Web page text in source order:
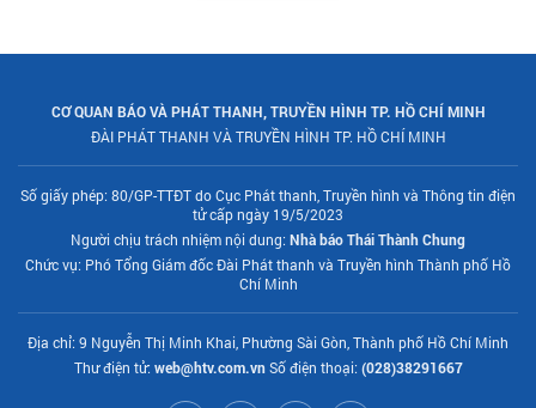
CƠ QUAN BÁO VÀ PHÁT THANH, TRUYỀN HÌNH TP. HỒ CHÍ MINH
ĐÀI PHÁT THANH VÀ TRUYỀN HÌNH TP. HỒ CHÍ MINH
Số giấy phép: 80/GP-TTĐT do Cục Phát thanh, Truyền hình và Thông tin điện
tử cấp ngày 19/5/2023
Người chịu trách nhiệm nội dung: Nhà báo Thái Thành Chung
Chức vụ: Phó Tổng Giám đốc Đài Phát thanh và Truyền hình Thành phố Hồ
Chí Minh
Địa chỉ: 9 Nguyễn Thị Minh Khai, Phường Sài Gòn, Thành phố Hồ Chí Minh
Thư điện tử: web@htv.com.vnSố điện thoại: (028)38291667